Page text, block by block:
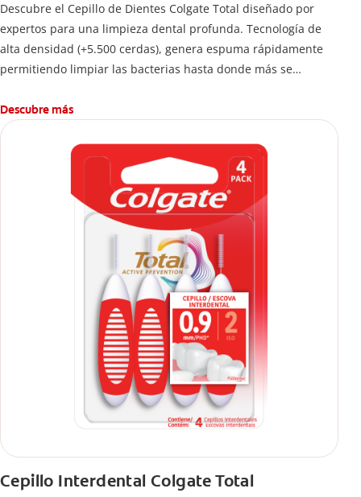
Descubre el Cepillo de Dientes Colgate Total diseñado por
expertos para una limpieza dental profunda. Tecnología de
alta densidad (+5.500 cerdas), genera espuma rápidamente
permitiendo limpiar las bacterias hasta donde más se
Descubre más
Cepillo Interdental Colgate Total